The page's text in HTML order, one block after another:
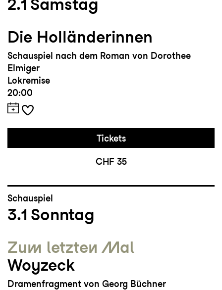
2.1 Samstag
Die Holländerinnen
Schauspiel nach dem Roman von Dorothee
Elmiger
Lokremise
20:00
Tickets
CHF 35
Schauspiel
3.1 Sonntag
Zum letzten Mal
Woyzeck
Dramenfragment von Georg Büchner